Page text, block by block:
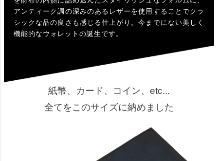
アンティーク調の深みのあるレザーを使用することでクラ
シックな品の良さも感じる仕上がり。今までにない美しく
機能的なウォレットの誕生です。
紙幣、カード、コイン、etc...
全てをこのサイズに納めました